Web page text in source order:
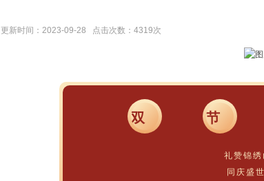
更新时间：2023-09-28 点击次数：4319次
双 节
礼赞锦绣
同庆盛